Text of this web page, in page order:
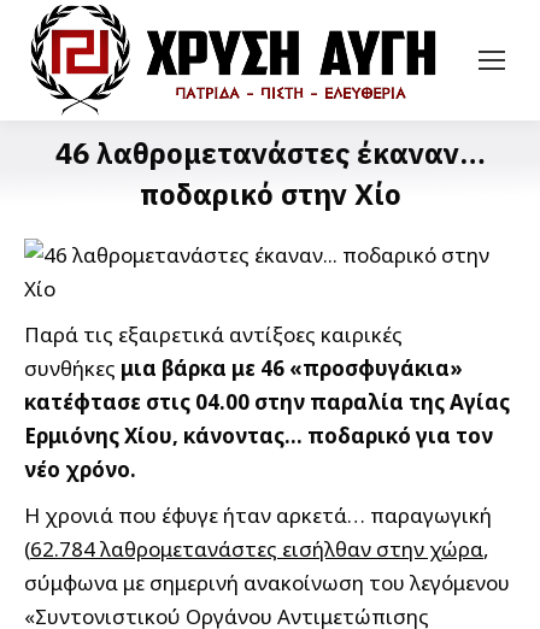
46 λαθρομετανάστες έκαναν…
ποδαρικό στην Χίο
Παρά τις εξαιρετικά αντίξοες καιρικές
συνθήκες μια βάρκα με 46 «προσφυγάκια»
κατέφτασε στις 04.00 στην παραλία της Αγίας
Ερμιόνης Χίου, κάνοντας… ποδαρικό για τον
νέο χρόνο.
Η χρονιά που έφυγε ήταν αρκετά… παραγωγική
(62.784 λαθρομετανάστες εισήλθαν στην χώρα,
σύμφωνα με σημερινή ανακοίνωση του λεγόμενου
«Συντονιστικού Οργάνου Αντιμετώπισης